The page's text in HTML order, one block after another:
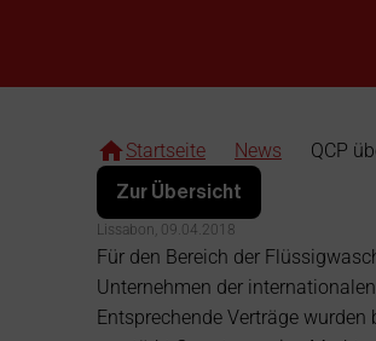
Thurn
Startseite News QCP
Zur Übersicht
Lissabon, 09.04.2018
Für den Bereich der
Unternehmen der
Entsprechende Verträge